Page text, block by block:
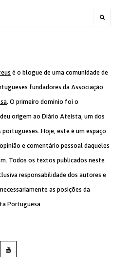
é o blogue de uma comunidade de
fundadores da Associação
. O primeiro domínio foi o
origem ao Diário Ateísta, um dos
Hoje, este é um espaço
e comentário pessoal daqueles
Todos os textos publicados neste
responsabilidade dos autores e
as posições da
Portuguesa.